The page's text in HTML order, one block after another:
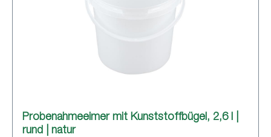
Probenahmeeimer mit Kunststoffbügel, 2,6 l |
rund | natur